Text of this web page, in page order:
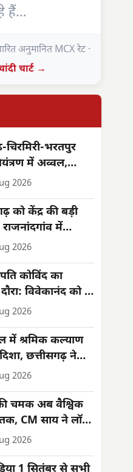
हैं…
अनुमानित MCX रेट ·
चार्ट →
चिरमिरी-भरतपुर
में अव्वल,
प्राप्त
2026
को केंद्र की बड़ी
राजनांदगांव में
मैन्युफैक्चरिंग
मंजूरी
2026
कोविंद का
विवेकानंद को दी
सेवाश्रम अस्पताल
2026
में श्रमिक कल्याण
छत्तीसगढ़ ने
में अलग पहचान
2026
चमक अब वैश्विक
CM साय ने लॉन्च
का प्रीमियम
‘कोशल फैब’
2026